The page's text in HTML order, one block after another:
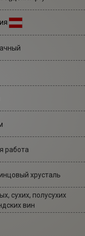
работа
хрусталь
сухих, полусухих
вин